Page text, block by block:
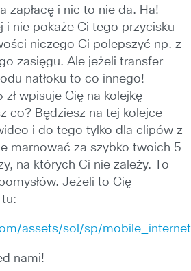
zapłacę i nic to nie da. Ha!
i nie pokaże Ci tego przycisku
niczego Ci polepszyć np. z
zasięgu. Ale jeżeli transfer
natłoku to co innego!
zł wpisuje Cię na kolejkę
co? Będziesz na tej kolejce
i do tego tylko dla clipów z
marnować za szybko twoich 5
na których Ci nie zależy. To
Jeżeli to Cię
tu:
assets/sol/sp/
nami!